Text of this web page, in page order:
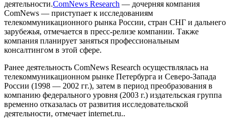
деятельности.ComNews Research — дочерняя компания
ComNews — приступает к исследованиям
телекоммуникационного рынка России, стран СНГ и дальнего
зарубежья, отмечается в пресс-релизе компании. Также
компания планирует заняться профессиональным
консалтингом в этой сфере.
Ранее деятельность ComNews Research осуществлялась на
телекоммуникационном рынке Петербурга и Северо-Запада
России (1998 — 2002 гг.), затем в период преобразования в
компанию федерального уровня (2003 г.) издательская группа
временно отказалась от развития исследовательской
деятельности, отмечает internet.ru..